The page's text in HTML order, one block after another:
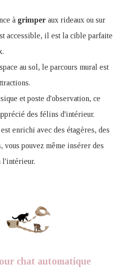
à grimper aux rideaux ou sur
accessible, il est la cible parfaite
au sol, le parcours mural est
et poste d'observation, ce
des félins d'intérieur.
enrichi avec des étagères, des
pouvez même insérer des
l'intérieur.
chat automatique